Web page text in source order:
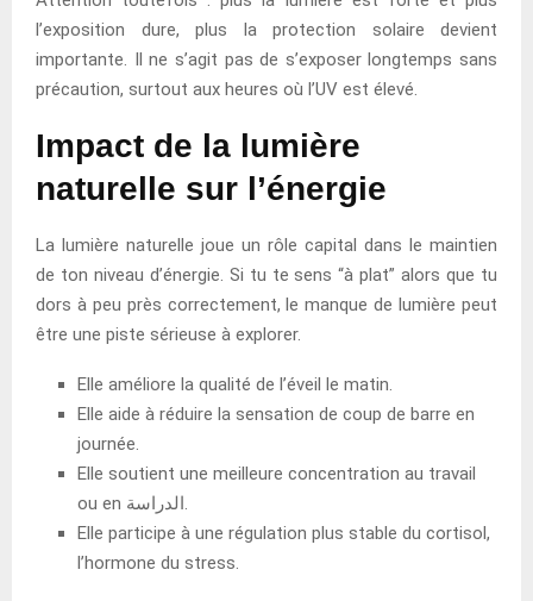
l’exposition dure, plus la protection solaire devient
importante. Il ne s’agit pas de s’exposer longtemps sans
précaution, surtout aux heures où l’UV est élevé.
Impact de la lumière
naturelle sur l’énergie
La lumière naturelle joue un rôle capital dans le maintien
de ton niveau d’énergie. Si tu te sens “à plat” alors que tu
dors à peu près correctement, le manque de lumière peut
être une piste sérieuse à explorer.
Elle améliore la qualité de l’éveil le matin.
Elle aide à réduire la sensation de coup de barre en
journée.
Elle soutient une meilleure concentration au travail
ou en الدراسة.
Elle participe à une régulation plus stable du cortisol,
l’hormone du stress.